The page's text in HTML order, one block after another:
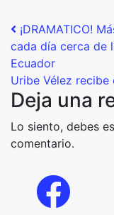
Post
¡DRAMATICO!
cada día cerca de
Ecuador
Uribe Vélez
Deja una
Lo siento, debes
comentario.